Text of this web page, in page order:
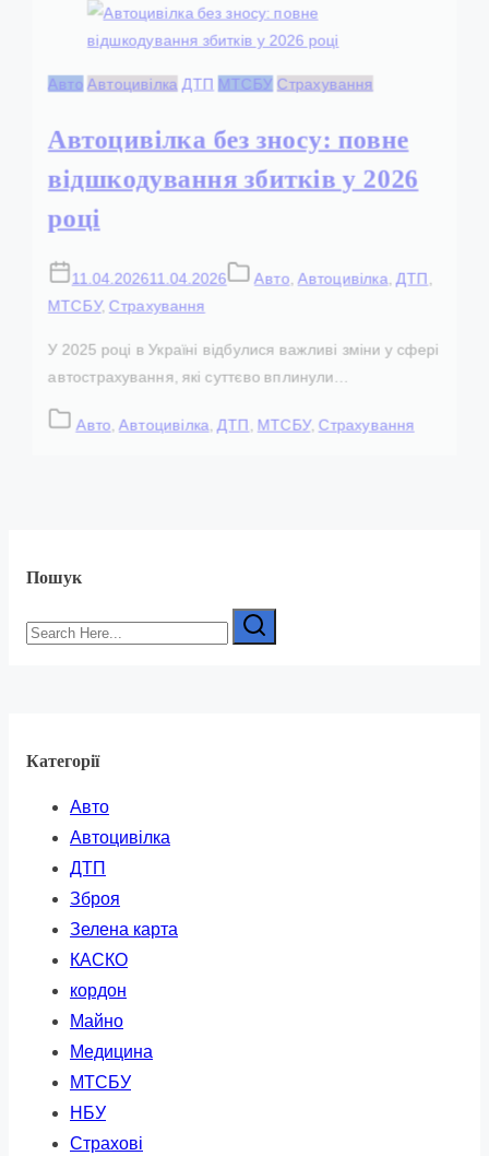
Авто Автоцивілка ДТП МТСБУ Страхування
Автоцивілка без зносу: повне
відшкодування збитків у 2026
році
11.04.202611.04.2026 Авто Автоцивілка ДТП
МТСБУ, Страхування
У 2025 році в Україні відбулися важливі зміни у сфері
автострахування, які суттєво вплинули…
Авто Автоцивілка ДТП МТСБУ, Страхування
Пошук
Search
Категорії
Авто
Автоцивілка
ДТП
Зброя
Зелена карта
КАСКО
кордон
Майно
Медицина
МТСБУ
НБУ
Страхові